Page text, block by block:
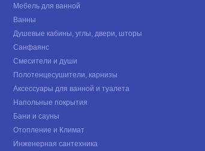
Мебель для ванной
Ванны
Душевые кабины, углы, двери, шторы
Санфаянс
Смесители и души
Полотенцесушители, карнизы
Аксессуары для ванной и туалета
Напольные покрытия
Бани и сауны
Отопление и Климат
Инженерная сантехника